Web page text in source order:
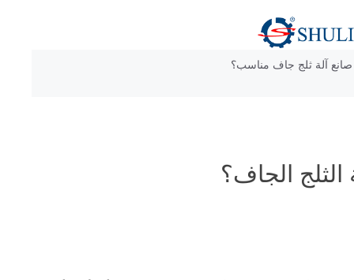
صانع آلة ثلج جاف مناسب؟
الثلج الجاف؟